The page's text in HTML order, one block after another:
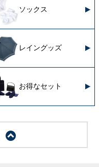
ソックス
レイングッズ
お得なセット